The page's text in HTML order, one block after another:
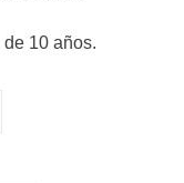
10 años.